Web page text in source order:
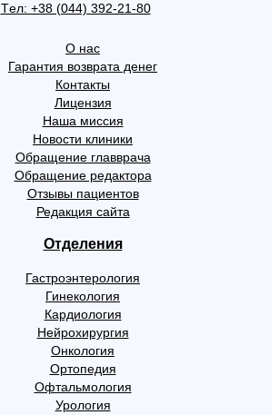
Tел: +38 (044) 392-21-80
О нас
Гарантия возврата денег
Контакты
Лицензия
Наша миссия
Новости клиники
Обращение главврача
Обращение редактора
Отзывы пациентов
Редакция сайта
Отделения
Гастроэнтерология
Гинекология
Кардиология
Нейрохирургия
Онкология
Ортопедия
Офтальмология
Урология